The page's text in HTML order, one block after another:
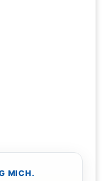
MICH.